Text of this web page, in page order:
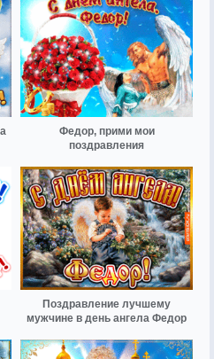
Федор, прими мои
поздравления
Поздравление лучшему
мужчине в день ангела Федор